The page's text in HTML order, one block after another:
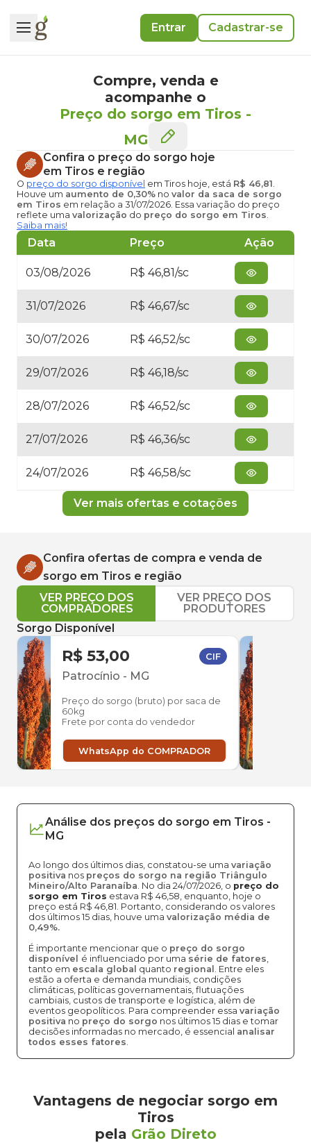
Entrar Cadastrar-se
Compre, venda e
acompanhe o
Preço do sorgo em Tiros -
MG
Confira o preço do sorgo hoje
em Tiros e região
O preço do sorgo disponível em Tiros hoje, está R$ 46,81.
Houve um aumento de 0,30% no valor da saca de sorgo
em Tiros em relação a 31/07/2026. Essa variação do preço
reflete uma valorização do preço do sorgo em Tiros.
Saiba mais!
Data Preço Ação
03/08/2026 R$ 46,81/sc
31/07/2026 R$ 46,67/sc
30/07/2026 R$ 46,52/sc
29/07/2026 R$ 46,18/sc
28/07/2026 R$ 46,52/sc
27/07/2026 R$ 46,36/sc
24/07/2026 R$ 46,58/sc
Ver mais ofertas e cotações
Confira ofertas de compra e venda de
sorgo em Tiros e região
VER PREÇO DOS
COMPRADORES
VER PREÇO DOS
PRODUTORES
Sorgo Disponível
R$ 53,00 CIF
Patrocínio - MG
Preço do sorgo (bruto) por saca de
60kg
Frete por conta do vendedor
WhatsApp do COMPRADOR
Análise dos preços do sorgo em Tiros -
MG
Ao longo dos últimos dias, constatou-se uma variação
positiva nos preços do sorgo na região Triângulo
Mineiro/Alto Paranaíba. No dia 24/07/2026, o preço do
sorgo em Tiros estava R$ 46,58, enquanto, hoje o
preço está R$ 46,81. Portanto, considerando os valores
dos últimos 15 dias, houve uma valorização média de
0,49%.
É importante mencionar que o preço do sorgo
disponível é influenciado por uma série de fatores,
tanto em escala global quanto regional . Entre eles
estão a oferta e demanda mundiais, condições
climáticas, políticas governamentais, flutuações
cambiais, custos de transporte e logística, além de
eventos geopolíticos. Para compreender essa variação
positiva no preço do sorgo nos últimos 15 dias e tomar
decisões informadas no mercado, é essencial analisar
todos esses fatores.
Vantagens de negociar sorgo em
Tiros
pela Grão Direto